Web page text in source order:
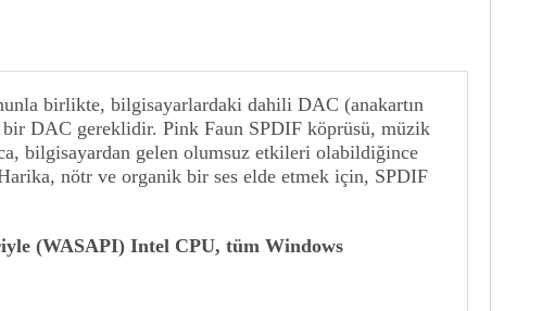
birlikte, bilgisayarlardaki dahili DAC (anakartın
DAC gereklidir. Pink Faun SPDIF köprüsü, müzik
bilgisayardan gelen olumsuz etkileri olabildiğince
nötr ve organik bir ses elde etmek için, SPDIF
(WASAPI) Intel CPU, tüm Windows